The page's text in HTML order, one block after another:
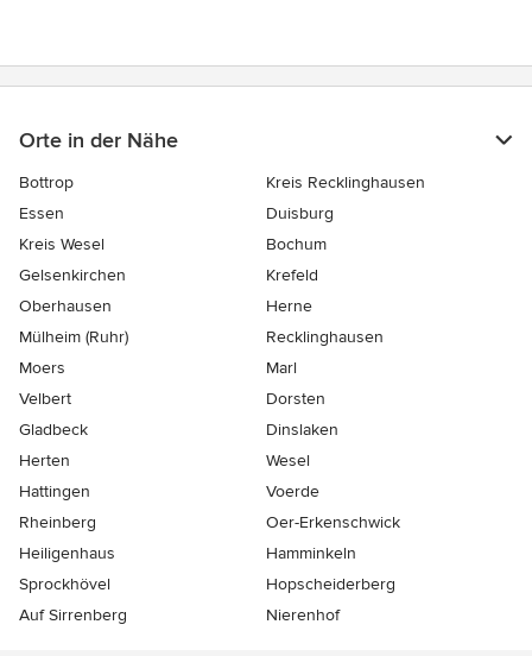
Orte in der Nähe
Bottrop
Kreis Recklinghausen
Essen
Duisburg
Kreis Wesel
Bochum
Gelsenkirchen
Krefeld
Oberhausen
Herne
Mülheim (Ruhr)
Recklinghausen
Moers
Marl
Velbert
Dorsten
Gladbeck
Dinslaken
Herten
Wesel
Hattingen
Voerde
Rheinberg
Oer-Erkenschwick
Heiligenhaus
Hamminkeln
Sprockhövel
Hopscheiderberg
Auf Sirrenberg
Nierenhof